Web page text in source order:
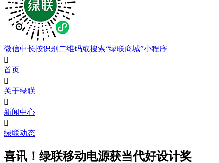
微信中长按识别二维码或搜索“绿联商城”小程序

首页

关于绿联

新闻中心

绿联动态
喜讯！绿联移动电源获当代好设计奖